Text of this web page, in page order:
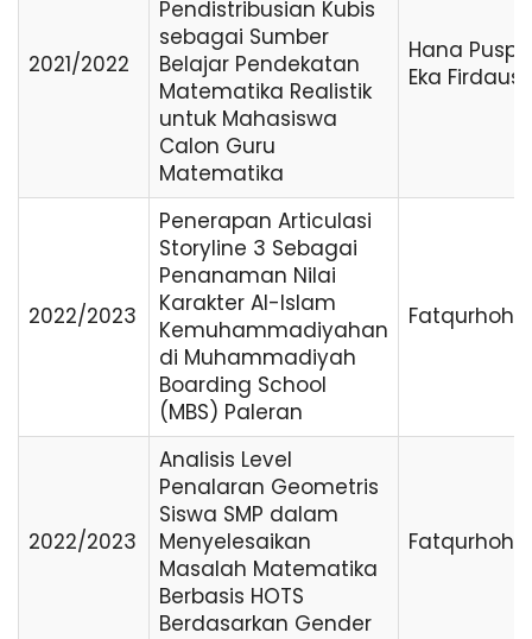
2021/2022
Pendistribusian Kubis
sebagai Sumber
Belajar Pendekatan
Matematika Realistik
untuk Mahasiswa
Calon Guru
Matematika
Hana
Eka Firdaus
2022/2023
Penerapan Articulasi
Storyline 3 Sebagai
Penanaman Nilai
Karakter Al-Islam
Kemuhammadiyahan
di Muhammadiyah
Boarding School
(MBS) Paleran
2022/2023
Analisis Level
Penalaran Geometris
Siswa SMP dalam
Menyelesaikan
Masalah Matematika
Berbasis HOTS
Berdasarkan Gender